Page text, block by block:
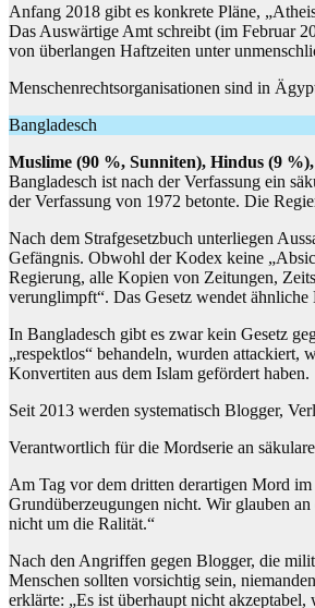
Anfang 2018 gibt es konkrete Pläne,
Das Auswärtige Amt schreibt (im Februar
von überlangen Haftzeiten unter
Menschenrechtsorganisationen sind in
Bangladesch
Muslime (90 %, Sunniten), Hindus (9
Bangladesch ist nach der Verfassung ein
der Verfassung von 1972 betonte. Die
Nach dem Strafgesetzbuch unterliegen
Gefängnis. Obwohl der Kodex keine
Regierung, alle Kopien von Zeitungen,
verunglimpft“. Das Gesetz wendet
In Bangladesch gibt es zwar kein Gesetz
„respektlos“ behandeln, wurden
Konvertiten aus dem Islam gefördert haben.
Seit 2013 werden systematisch Blogger,
Verantwortlich für die Mordserie an
Am Tag vor dem dritten derartigen Mord im
Grundüberzeugungen nicht. Wir glauben
nicht um die Ralität.“
Nach den Angriffen gegen Blogger, die
Menschen sollten vorsichtig sein,
erklärte: „Es ist überhaupt nicht